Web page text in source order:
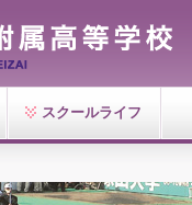
スクールライフ